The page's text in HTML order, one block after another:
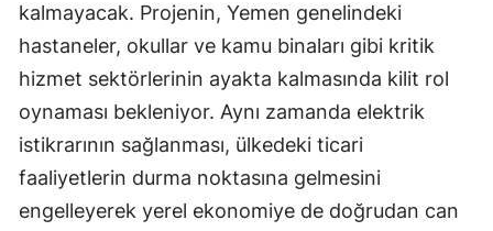
kalmayacak. Projenin, Yemen genelindeki
hastaneler, okullar ve kamu binaları gibi kritik
hizmet sektörlerinin ayakta kalmasında kilit rol
oynaması bekleniyor. Aynı zamanda elektrik
istikrarının sağlanması, ülkedeki ticari
faaliyetlerin durma noktasına gelmesini
engelleyerek yerel ekonomiye de doğrudan can